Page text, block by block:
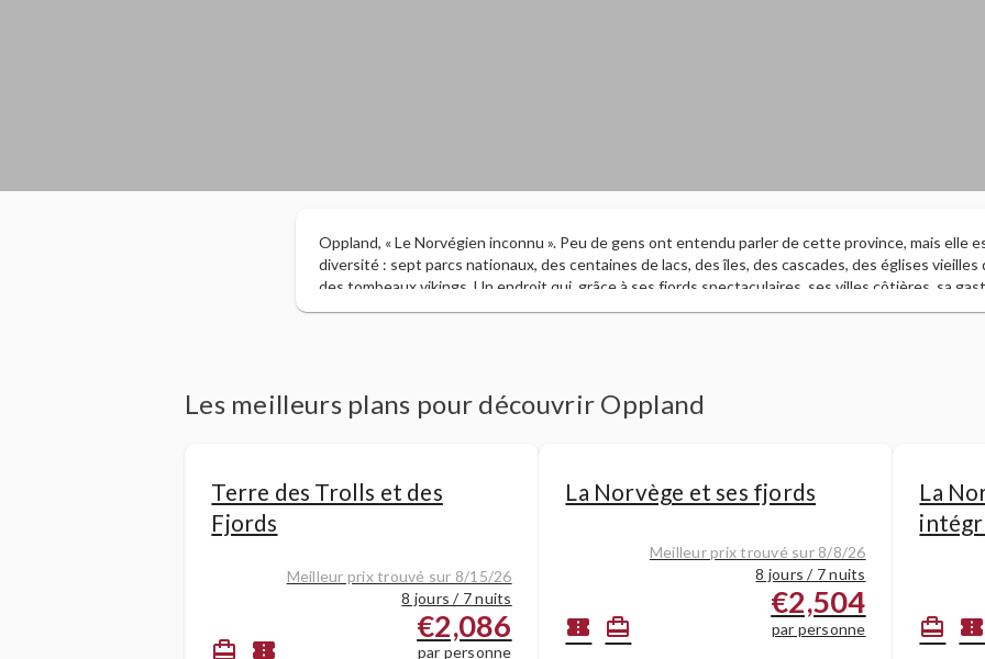
Oppland, « Le Norvégien inconnu ». Peu de gens ont entendu parler de cette province, mais elle
diversité : sept parcs nationaux, des centaines de lacs, des îles, des cascades, des églises vieilles
des tombeaux vikings. Un endroit qui, grâce à ses fjords spectaculaires, ses villes côtières, sa
la conservation de la nature, est l'une des destinations préférées de l'Europe.
Les meilleurs plans pour découvrir Oppland
Terre des Trolls et des
Fjords
card_travel confirmation_number
Meilleur prix trouvé sur 8/15/26
8 jours / 7 nuits
€2,086
par personne
La Norvège et ses fjords
confirmation_number card_travel
Meilleur prix trouvé sur 8/8/26
8 jours / 7 nuits
€2,504
par personne
La
card_travel confirmation_number